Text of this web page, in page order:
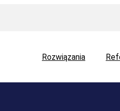
Rozwiązania